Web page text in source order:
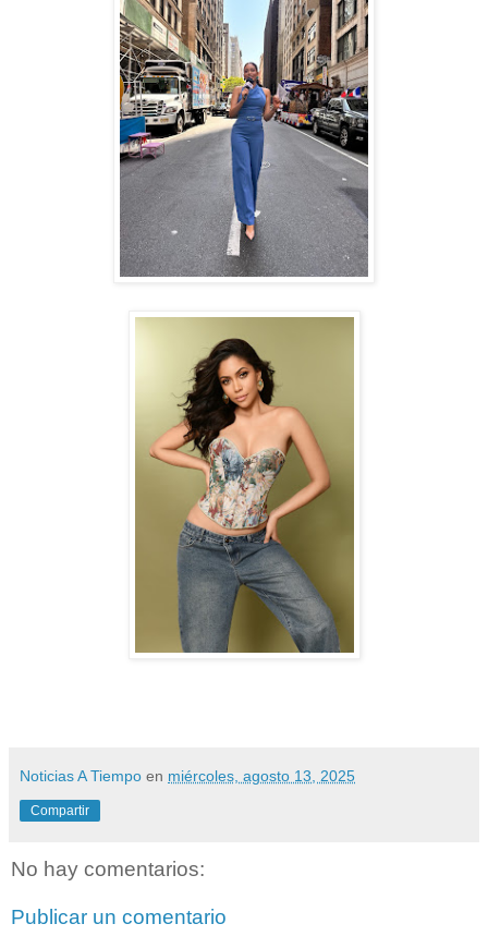
Noticias A Tiempo en miércoles, agosto 13, 2025
Compartir
No hay comentarios:
Publicar un comentario